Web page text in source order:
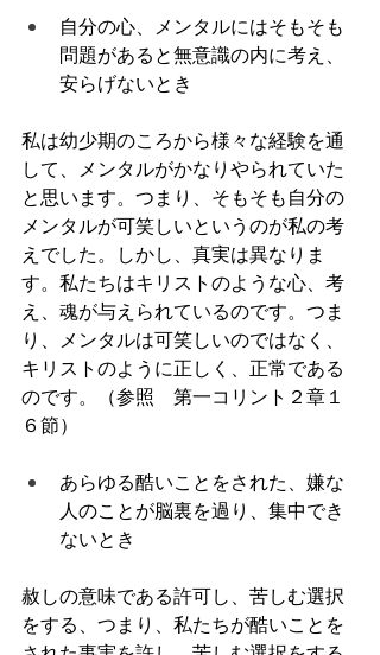
自分の心、メンタルにはそもそも
問題があると無意識の内に考え、
安らげないとき
私は幼少期のころから様々な経験を通
して、メンタルがかなりやられていた
と思います。つまり、そもそも自分の
メンタルが可笑しいというのが私の考
えでした。しかし、真実は異なりま
す。私たちはキリストのような心、考
え、魂が与えられているのです。つま
り、メンタルは可笑しいのではなく、
キリストのように正しく、正常である
のです。（参照　第一コリント２章１
６節）
あらゆる酷いことをされた、嫌な
人のことが脳裏を過り、集中でき
ないとき
赦しの意味である許可し、苦しむ選択
をする、つまり、私たちが酷いことを